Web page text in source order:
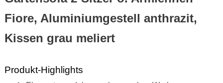
Fiore, Aluminiumgestell anthrazit,
Kissen grau meliert
Produkt-Highlights